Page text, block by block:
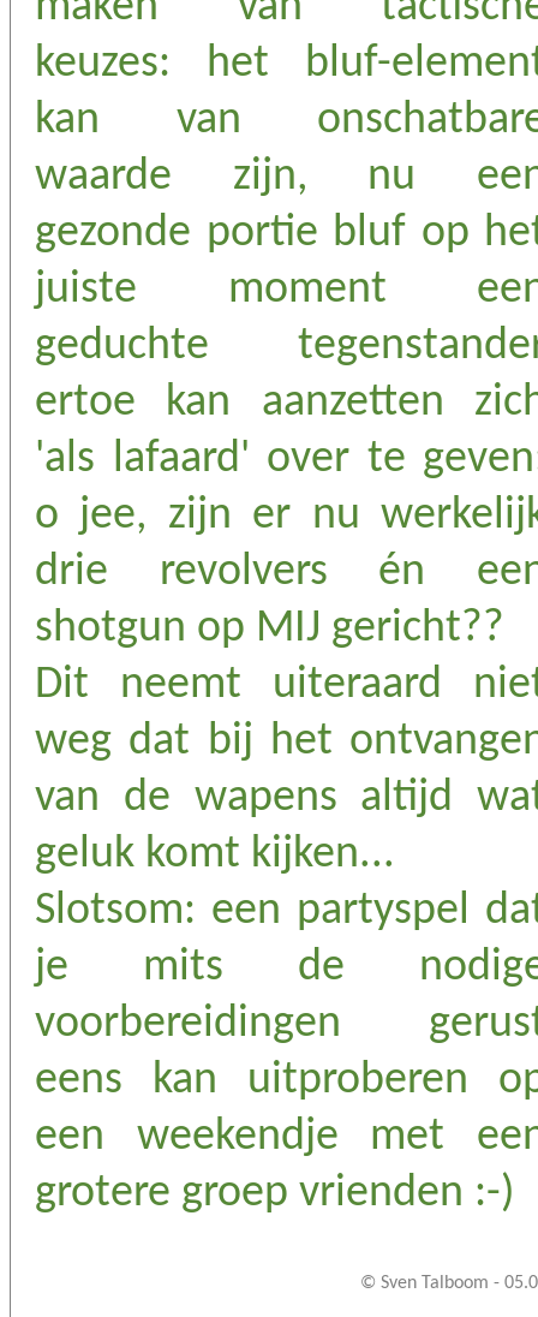
keuzes: het bluf-
kan van
waarde zijn, nu
gezonde portie bluf op
juiste moment
geduchte
ertoe kan aanzetten
'als lafaard' over te
o jee, zijn er nu
drie revolvers én
shotgun op MIJ gericht??
Dit neemt uiteraard
weg dat bij het
van de wapens altijd
geluk komt kijken...
Slotsom: een partyspel
je mits de
voorbereidingen
eens kan uitproberen
een weekendje met
grotere groep vrienden :-)
© Sven Talboom -